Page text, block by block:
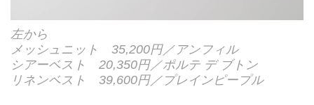
左から
メッシュニット 35,200円／アンフィル
シアーベスト 20,350円／ポルテ デ ブトン
リネンベスト 39,600円／プレインピープル